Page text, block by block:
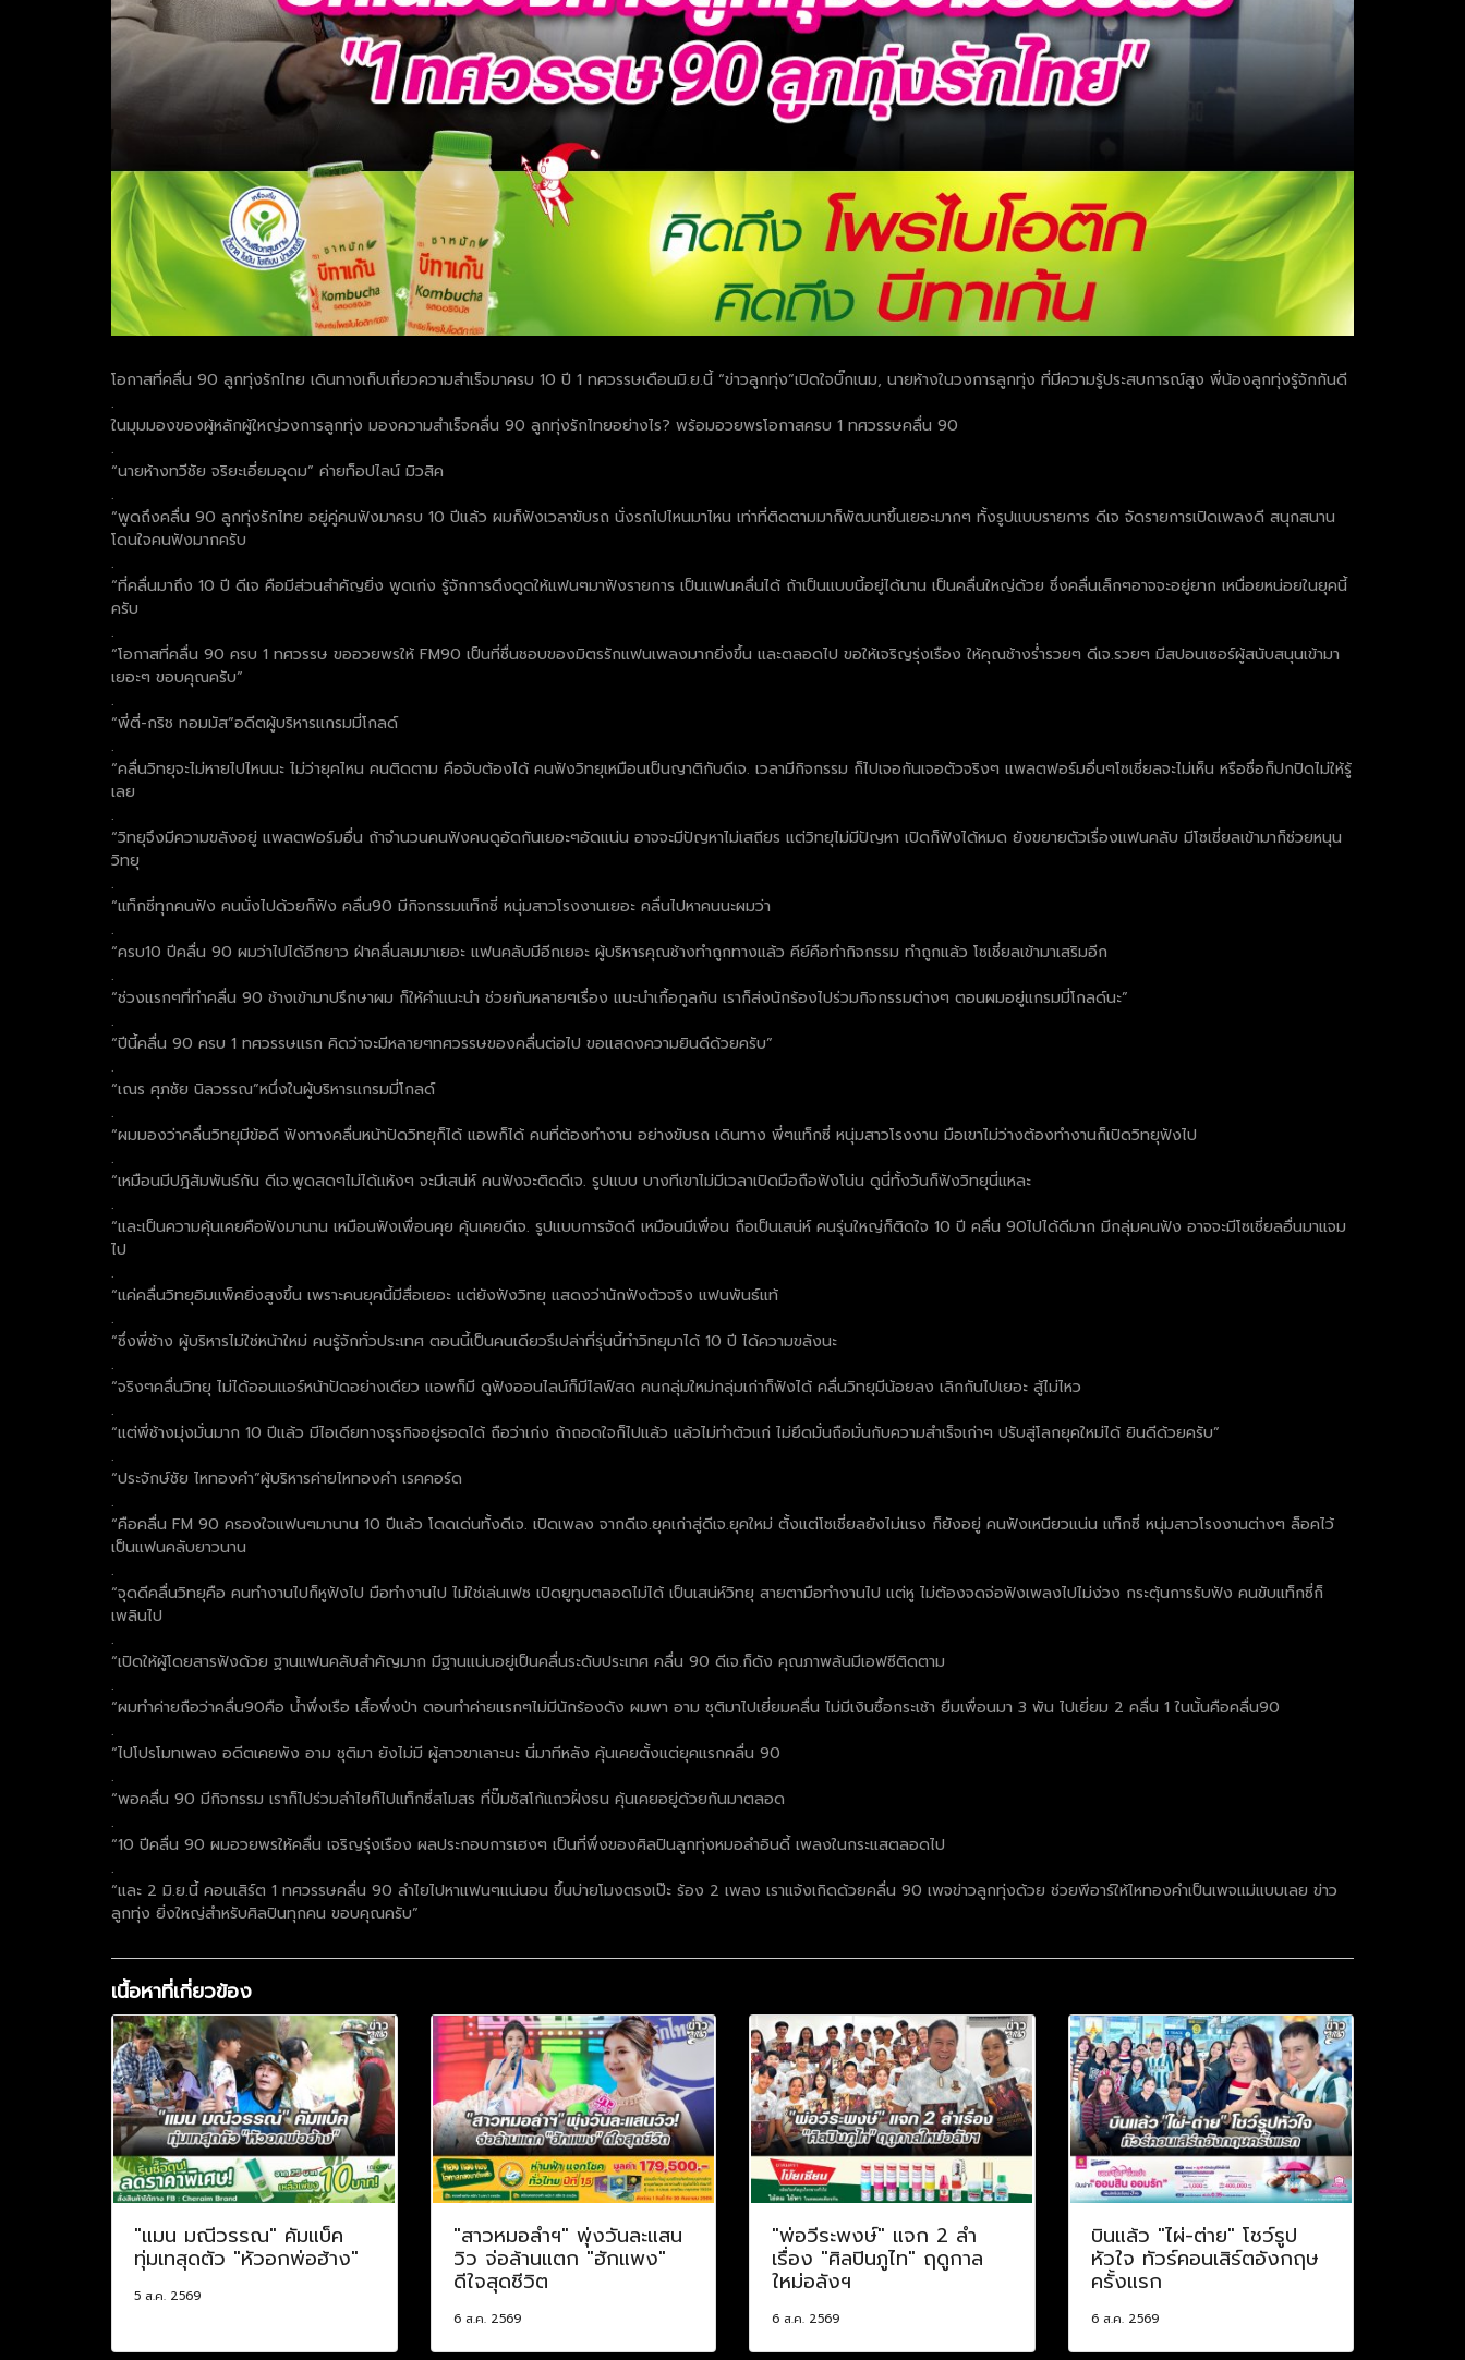
โอกาสที่คลื่น 90 ลูกทุ่งรักไทย เดินทางเก็บเกี่ยวความสำเร็จมาครบ 10 ปี 1 ทศวรรษเดือนมิ.ย.นี้ “ข่าวลูกทุ่ง”เปิดใจบิ๊กเนม, นายห้างในวงการลูกทุ่ง ที่มีความรู้ประสบการณ์สูง พี่น้องลูกทุ่งรู้จักกันดี
.
ในมุมมองของผู้หลักผู้ใหญ่วงการลูกทุ่ง มองความสำเร็จคลื่น 90 ลูกทุ่งรักไทยอย่างไร? พร้อมอวยพรโอกาสครบ 1 ทศวรรษคลื่น 90
.
“นายห้างทวีชัย จริยะเอี่ยมอุดม” ค่ายท็อปไลน์ มิวสิค
.
“พูดถึงคลื่น 90 ลูกทุ่งรักไทย อยู่คู่คนฟังมาครบ 10 ปีแล้ว ผมก็ฟังเวลาขับรถ นั่งรถไปไหนมาไหน เท่าที่ติดตามมาก็พัฒนาขึ้นเยอะมากๆ ทั้งรูปแบบรายการ ดีเจ จัดรายการเปิดเพลงดี สนุกสนาน
โดนใจคนฟังมากครับ
.
“ที่คลื่นมาถึง 10 ปี ดีเจ คือมีส่วนสำคัญยิ่ง พูดเก่ง รู้จักการดึงดูดให้แฟนๆมาฟังรายการ เป็นแฟนคลื่นได้ ถ้าเป็นแบบนี้อยู่ได้นาน เป็นคลื่นใหญ่ด้วย ซึ่งคลื่นเล็กๆอาจจะอยู่ยาก เหนื่อยหน่อยในยุคนี้
ครับ
.
“โอกาสที่คลื่น 90 ครบ 1 ทศวรรษ ขออวยพรให้ FM90 เป็นที่ชื่นชอบของมิตรรักแฟนเพลงมากยิ่งขึ้น และตลอดไป ขอให้เจริญรุ่งเรือง ให้คุณช้างร่ำรวยๆ ดีเจ.รวยๆ มีสปอนเซอร์ผู้สนับสนุนเข้ามา
เยอะๆ ขอบคุณครับ”
.
“พี่ตี่-กริช ทอมมัส”อดีตผู้บริหารแกรมมี่โกลด์
.
“คลื่นวิทยุจะไม่หายไปไหนนะ ไม่ว่ายุคไหน คนติดตาม คือจับต้องได้ คนฟังวิทยุเหมือนเป็นญาติกับดีเจ. เวลามีกิจกรรม ก็ไปเจอกันเจอตัวจริงๆ แพลตฟอร์มอื่นๆโซเชี่ยลจะไม่เห็น หรือชื่อก็ปกปิดไม่ให้รู้
เลย
.
“วิทยุจึงมีความขลังอยู่ แพลตฟอร์มอื่น ถ้าจำนวนคนฟังคนดูอัดกันเยอะๆอัดแน่น อาจจะมีปัญหาไม่เสถียร แต่วิทยุไม่มีปัญหา เปิดก็ฟังได้หมด ยังขยายตัวเรื่องแฟนคลับ มีโซเชี่ยลเข้ามาก็ช่วยหนุน
วิทยุ
.
“แท็กซี่ทุกคนฟัง คนนั่งไปด้วยก็ฟัง คลื่น90 มีกิจกรรมแท็กซี่ หนุ่มสาวโรงงานเยอะ คลื่นไปหาคนนะผมว่า
.
“ครบ10 ปีคลื่น 90 ผมว่าไปได้อีกยาว ฝ่าคลื่นลมมาเยอะ แฟนคลับมีอีกเยอะ ผู้บริหารคุณช้างทำถูกทางแล้ว คีย์คือทำกิจกรรม ทำถูกแล้ว โซเชี่ยลเข้ามาเสริมอีก
.
“ช่วงแรกๆที่ทำคลื่น 90 ช้างเข้ามาปรึกษาผม ก็ให้คำแนะนำ ช่วยกันหลายๆเรื่อง แนะนำเกื้อกูลกัน เราก็ส่งนักร้องไปร่วมกิจกรรมต่างๆ ตอนผมอยู่แกรมมี่โกลด์นะ”
.
“ปีนี้คลื่น 90 ครบ 1 ทศวรรษแรก คิดว่าจะมีหลายๆทศวรรษของคลื่นต่อไป ขอแสดงความยินดีด้วยครับ”
.
“เณร ศุภชัย นิลวรรณ”หนึ่งในผู้บริหารแกรมมี่โกลด์
.
“ผมมองว่าคลื่นวิทยุมีข้อดี ฟังทางคลื่นหน้าปัดวิทยุก็ได้ แอพก็ได้ คนที่ต้องทำงาน อย่างขับรถ เดินทาง พี่ๆแท็กซี่ หนุ่มสาวโรงงาน มือเขาไม่ว่างต้องทำงานก็เปิดวิทยุฟังไป
.
“เหมือนมีปฎิสัมพันธ์กัน ดีเจ.พูดสดๆไม่ได้แห้งๆ จะมีเสน่ห์ คนฟังจะติดดีเจ. รูปแบบ บางทีเขาไม่มีเวลาเปิดมือถือฟังโน่น ดูนี่ทั้งวันก็ฟังวิทยุนี่แหละ
.
“และเป็นความคุ้นเคยคือฟังมานาน เหมือนฟังเพื่อนคุย คุ้นเคยดีเจ. รูปแบบการจัดดี เหมือนมีเพื่อน ถือเป็นเสน่ห์ คนรุ่นใหญ่ก็ติดใจ 10 ปี คลื่น 90ไปได้ดีมาก มีกลุ่มคนฟัง อาจจะมีโซเชี่ยลอื่นมาแจม
ไป
.
“แค่คลื่นวิทยุอิมแพ็คยิ่งสูงขึ้น เพราะคนยุคนี้มีสื่อเยอะ แต่ยังฟังวิทยุ แสดงว่านักฟังตัวจริง แฟนพันธ์แท้
.
“ซึ่งพี่ช้าง ผู้บริหารไม่ใช่หน้าใหม่ คนรู้จักทั่วประเทศ ตอนนี้เป็นคนเดียวรึเปล่าที่รุ่นนี้ทำวิทยุมาได้ 10 ปี ได้ความขลังนะ
.
“จริงๆคลื่นวิทยุ ไม่ได้ออนแอร์หน้าปัดอย่างเดียว แอพก็มี ดูฟังออนไลน์ก็มีไลฟ์สด คนกลุ่มใหม่กลุ่มเก่าก็ฟังได้ คลื่นวิทยุมีน้อยลง เลิกกันไปเยอะ สู้ไม่ไหว
.
“แต่พี่ช้างมุ่งมั่นมาก 10 ปีแล้ว มีไอเดียทางธุรกิจอยู่รอดได้ ถือว่าเก่ง ถ้าถอดใจก็ไปแล้ว แล้วไม่ทำตัวแก่ ไม่ยึดมั่นถือมั่นกับความสำเร็จเก่าๆ ปรับสู่โลกยุคใหม่ได้ ยินดีด้วยครับ”
.
“ประจักษ์ชัย ไหทองคำ”ผู้บริหารค่ายไหทองคำ เรคคอร์ด
.
“คือคลื่น FM 90 ครองใจแฟนๆมานาน 10 ปีแล้ว โดดเด่นทั้งดีเจ. เปิดเพลง จากดีเจ.ยุคเก่าสู่ดีเจ.ยุคใหม่ ตั้งแต่โซเชี่ยลยังไม่แรง ก็ยังอยู่ คนฟังเหนียวแน่น แท็กซี่ หนุ่มสาวโรงงานต่างๆ ล็อคไว้
เป็นแฟนคลับยาวนาน
.
“จุดดีคลื่นวิทยุคือ คนทำงานไปก็หูฟังไป มือทำงานไป ไม่ใช่เล่นเฟซ เปิดยูทูบตลอดไม่ได้ เป็นเสน่ห์วิทยุ สายตามือทำงานไป แต่หู ไม่ต้องจดจ่อฟังเพลงไปไม่ง่วง กระตุ้นการรับฟัง คนขับแท็กซี่ก็
เพลินไป
.
“เปิดให้ผู้โดยสารฟังด้วย ฐานแฟนคลับสำคัญมาก มีฐานแน่นอยู่เป็นคลื่นระดับประเทศ คลื่น 90 ดีเจ.ก็ดัง คุณภาพล้นมีเอฟซีติดตาม
.
“ผมทำค่ายถือว่าคลื่น90คือ น้ำพึ่งเรือ เสื้อพึ่งป่า ตอนทำค่ายแรกๆไม่มีนักร้องดัง ผมพา อาม ชุติมาไปเยี่ยมคลื่น ไม่มีเงินซื้อกระเช้า ยืมเพื่อนมา 3 พัน ไปเยี่ยม 2 คลื่น 1 ในนั้นคือคลื่น90
.
“ไปโปรโมทเพลง อดีตเคยพัง อาม ชุติมา ยังไม่มี ผู้สาวขาเลาะนะ นี่มาทีหลัง คุ้นเคยตั้งแต่ยุคแรกคลื่น 90
.
“พอคลื่น 90 มีกิจกรรม เราก็ไปร่วมลำไยก็ไปแท็กซี่สโมสร ที่ปั๊มซัสโก้แถวฝั่งธน คุ้นเคยอยู่ด้วยกันมาตลอด
.
“10 ปีคลื่น 90 ผมอวยพรให้คลื่น เจริญรุ่งเรือง ผลประกอบการเฮงๆ เป็นที่พึ่งของศิลปินลูกทุ่งหมอลำอินดี้ เพลงในกระแสตลอดไป
.
“และ 2 มิ.ย.นี้ คอนเสิร์ต 1 ทศวรรษคลื่น 90 ลำไยไปหาแฟนๆแน่นอน ขึ้นบ่ายโมงตรงเป๊ะ ร้อง 2 เพลง เราแจ้งเกิดด้วยคลื่น 90 เพจข่าวลูกทุ่งด้วย ช่วยพีอาร์ให้ไหทองคำเป็นเพจแม่แบบเลย ข่าว
ลูกทุ่ง ยิ่งใหญ่สำหรับศิลปินทุกคน ขอบคุณครับ”
เนื้อหาที่เกี่ยวข้อง
"แมน มณีวรรณ" คัมแบ็ค
ทุ่มเทสุดตัว "หัวอกพ่อฮ้าง"
5 ส.ค. 2569
"สาวหมอลำฯ" พุ่งวันละแสน
วิว จ่อล้านแตก "ฮักแพง"
ดีใจสุดชีวิต
6 ส.ค. 2569
"พ่อวีระพงษ์" แจก 2 ลำ
เรื่อง "ศิลปินภูไท" ฤดูกาล
ใหม่อลังฯ
6 ส.ค. 2569
บินแล้ว "ไผ่-ต่าย" โชว์รูป
หัวใจ ทัวร์คอนเสิร์ตอังกฤษ
ครั้งแรก
6 ส.ค. 2569